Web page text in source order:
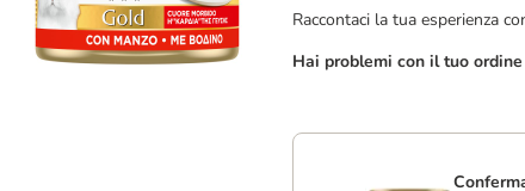
Raccontaci la tua esperienza
Hai problemi con il tuo